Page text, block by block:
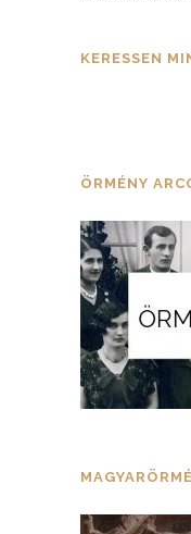
KERESSEN
ÖRMÉNY